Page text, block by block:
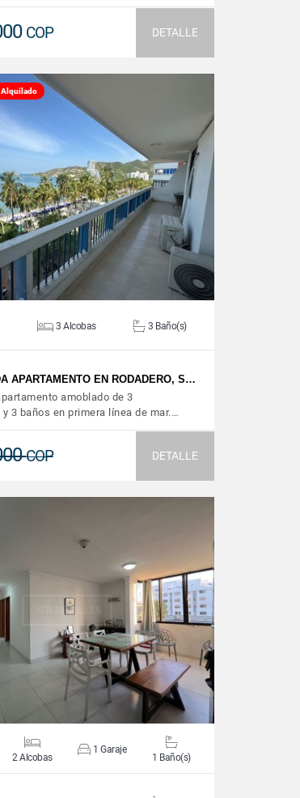
COP DETALLE
Alquilado
VER DETALLES
3 Alcobas 3 Baño(s)
APARTAMENTO EN RODADERO, S…
amoblado de 3
3 baños en primera línea de mar.…
COP DETALLE
VER DETALLES
2 Alcobas
1 Garaje
1 Baño(s)